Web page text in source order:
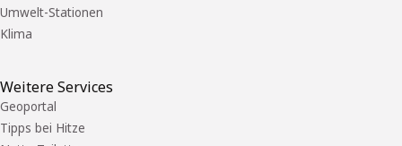
Umwelt-Stationen
Klima
Weitere Services
Geoportal
Tipps bei Hitze